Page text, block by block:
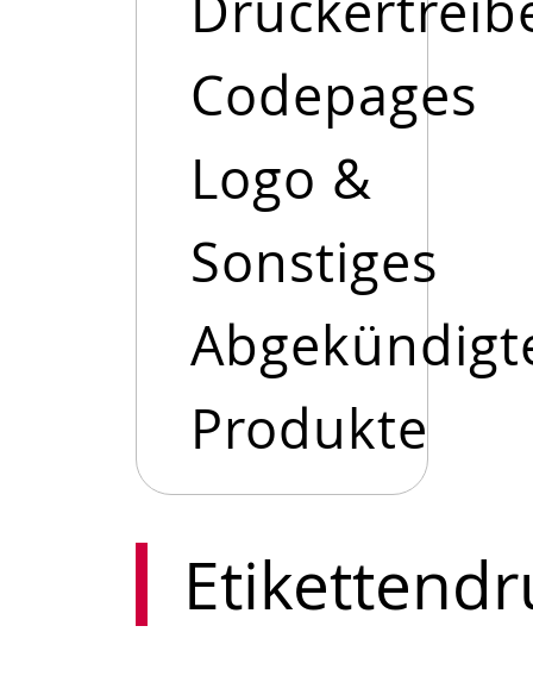
Codepages
Logo &
Sonstiges
Produkte